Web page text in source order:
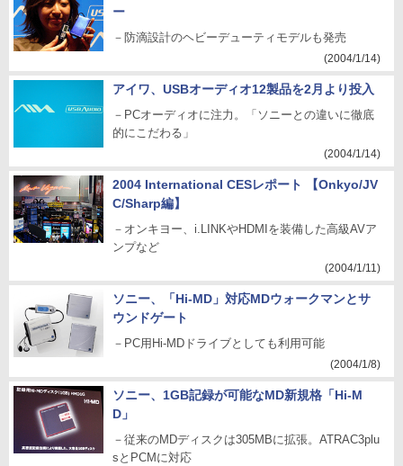
ー
－防滴設計のヘビーデューティモデルも発売
(2004/1/14)
アイワ、USBオーディオ12製品を2月より投入
－PCオーディオに注力。「ソニーとの違いに徹底
的にこだわる」
(2004/1/14)
2004 International CESレポート 【Onkyo/JV
C/Sharp編】
－オンキヨー、i.LINKやHDMIを装備した高級AVア
ンプなど
(2004/1/11)
ソニー、「Hi-MD」対応MDウォークマンとサ
ウンドゲート
－PC用Hi-MDドライブとしても利用可能
(2004/1/8)
ソニー、1GB記録が可能なMD新規格「Hi-M
D」
－従来のMDディスクは305MBに拡張。ATRAC3plu
sとPCMに対応